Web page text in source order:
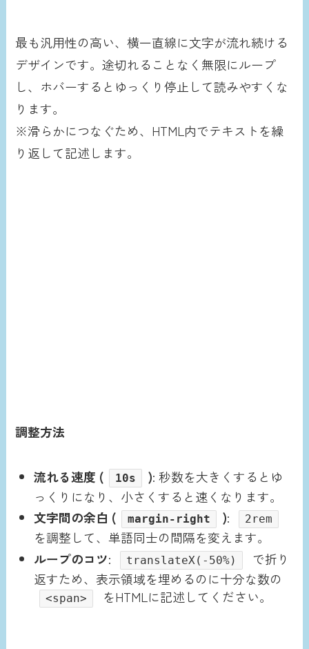
最も汎用性の高い、横一直線に文字が流れ続ける
デザインです。途切れることなく無限にループ
し、ホバーするとゆっくり停止して読みやすくな
ります。
※滑らかにつなぐため、HTML内でテキストを繰
り返して記述します。
調整方法
流れる速度 ( 10s ): 秒数を大きくするとゆ
っくりになり、小さくすると速くなります。
文字間の余白 (
margin-right ): 2rem
を調整して、単語同士の間隔を変えます。
ループのコツ: translateX(-50%)
で折り
返すため、表示領域を埋めるのに十分な数の
<span> をHTMLに記述してください。